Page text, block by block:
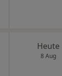
Heute
8 Aug